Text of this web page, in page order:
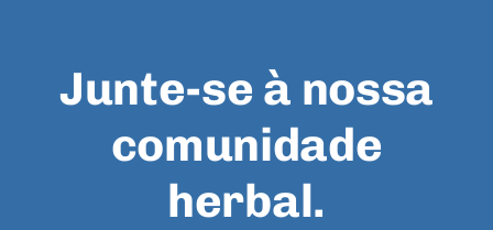
Junte-se à nossa
comunidade
herbal.